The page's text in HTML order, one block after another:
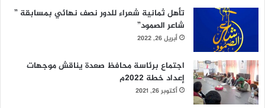
بأنهُمُ الأُباةُ ، الأولياءُ
بفضل صمود جرحى الحرب فُزنا
تأهل ثمانية شعراء للدور نصف نهائي بمسابقة ”
شاعر الصمود”
أبريل 26, 2022
اجتماع برئاسة محافظ صعدة يناقش موجهات
إعداد خطة 2022م
أكتوبر 26, 2021